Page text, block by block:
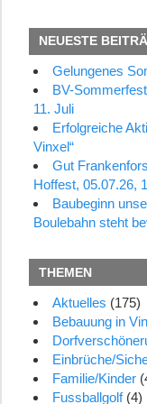
NEUESTE
Gelungenes
BV-
11. Juli
Erfolgreiche
Vinxel“
Gut
Hoffest, 05.07.26,
Baubeginn
Boulebahn steht
THEMEN
Aktuelles (175)
Bebauung in
Einbrüche/
Familie/Kinder
Fussballgolf(4)